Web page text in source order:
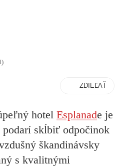
ZDIEĽAŤ
hotel Esplanade je
podarí skĺbiť odpočinok
škandinávsky
s kvalitnými